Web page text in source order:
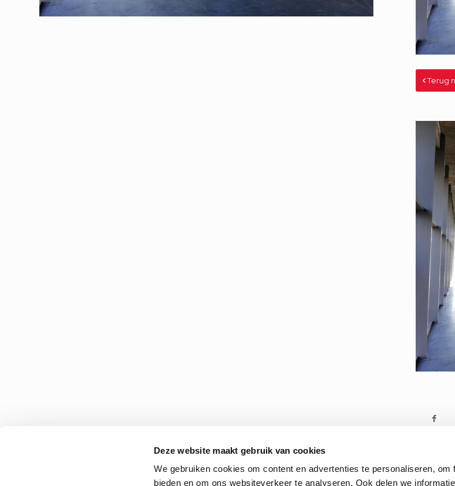
Deze website maakt gebruik van cookies
We gebruiken cookies om content en advertenties te personaliseren,
bieden en om ons websiteverkeer te analyseren. Ook delen we
Terug